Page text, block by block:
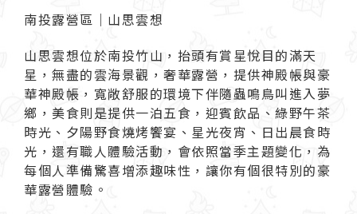
南投露營區｜山思雲想
山思雲想位於南投竹山，抬頭有賞星悅目的滿天
星，無盡的雲海景觀，奢華露營，提供神殿帳與豪
華神殿帳，寬敞舒服的環境下伴隨蟲鳴鳥叫進入夢
鄉，美食則是提供一泊五食，迎賓飲品、綠野午茶
時光、夕陽野食燒烤饗宴、星光夜宵、日出晨食時
光，還有職人體驗活動，會依照當季主題變化，為
每個人準備驚喜增添趣味性，讓你有個很特別的豪
華露營體驗。